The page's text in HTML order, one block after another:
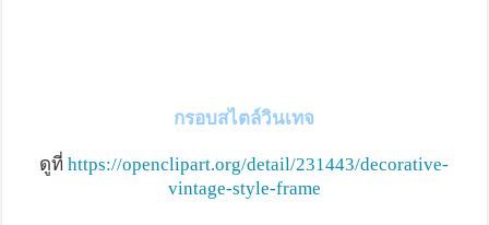
กรอบสไตล์วินเทจ
ดูที่https://openclipart.org/detail/231443/decorative-
vintage-style-frame